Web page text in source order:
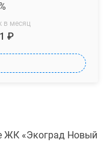
в месяц
₽
ЖК «Экоград Новый